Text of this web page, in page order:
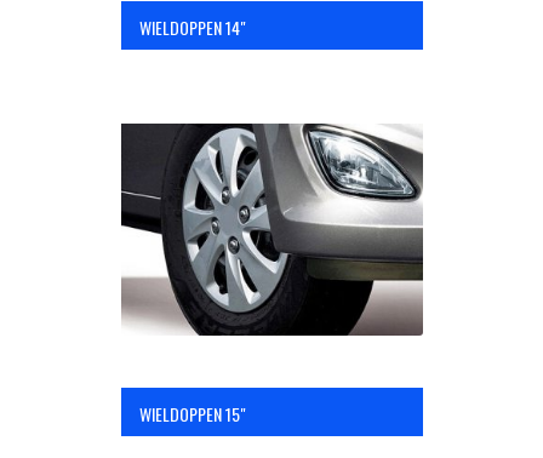
WIELDOPPEN 14"
WIELDOPPEN 15"